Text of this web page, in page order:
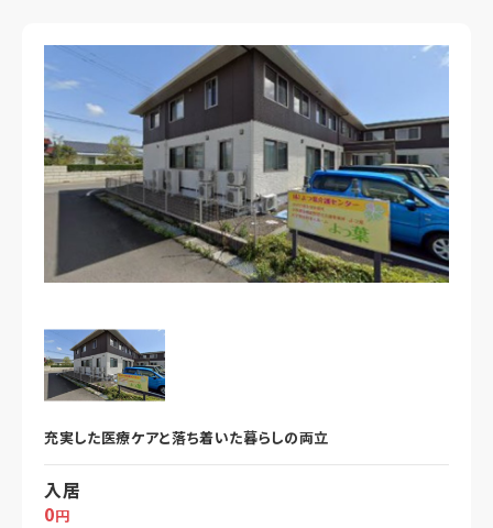
充実した医療ケアと落ち着いた暮らしの両立
入居
0円